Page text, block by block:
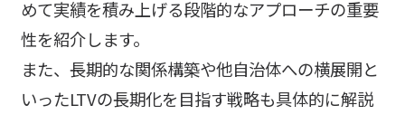
めて実績を積み上げる段階的なアプローチの重要
性を紹介します。
また、長期的な関係構築や他自治体への横展開と
いったLTVの長期化を目指す戦略も具体的に解説